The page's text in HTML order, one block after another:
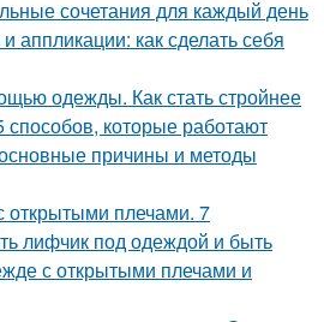
сочетания для каждый день
аппликации: как сделать себя
одежды. Как стать стройнее
которые работают
причины и методы
открытыми плечами. 7
лифчик под одеждой и быть
с открытыми плечами и